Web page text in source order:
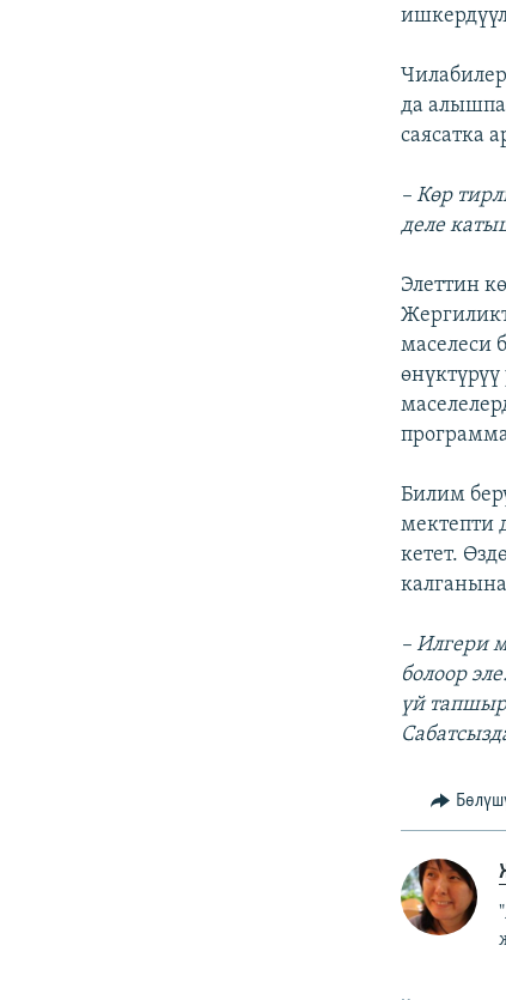
да
саясатка
– Көр
деле
Элеттин
маселеси
Билим
мектепти
кетет.
– Илгери
болоор
үй